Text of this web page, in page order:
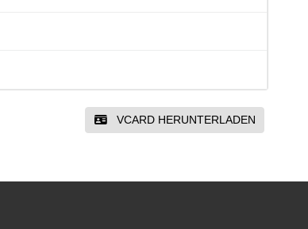
VCARD HERUNTERLADEN